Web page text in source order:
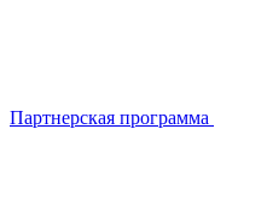
Партнерская программа